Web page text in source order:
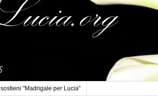
sostieni "Madrigale per Lucia"